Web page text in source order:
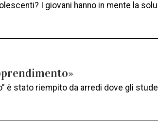
I giovani hanno in mente la
è stato riempito da arredi dove gli